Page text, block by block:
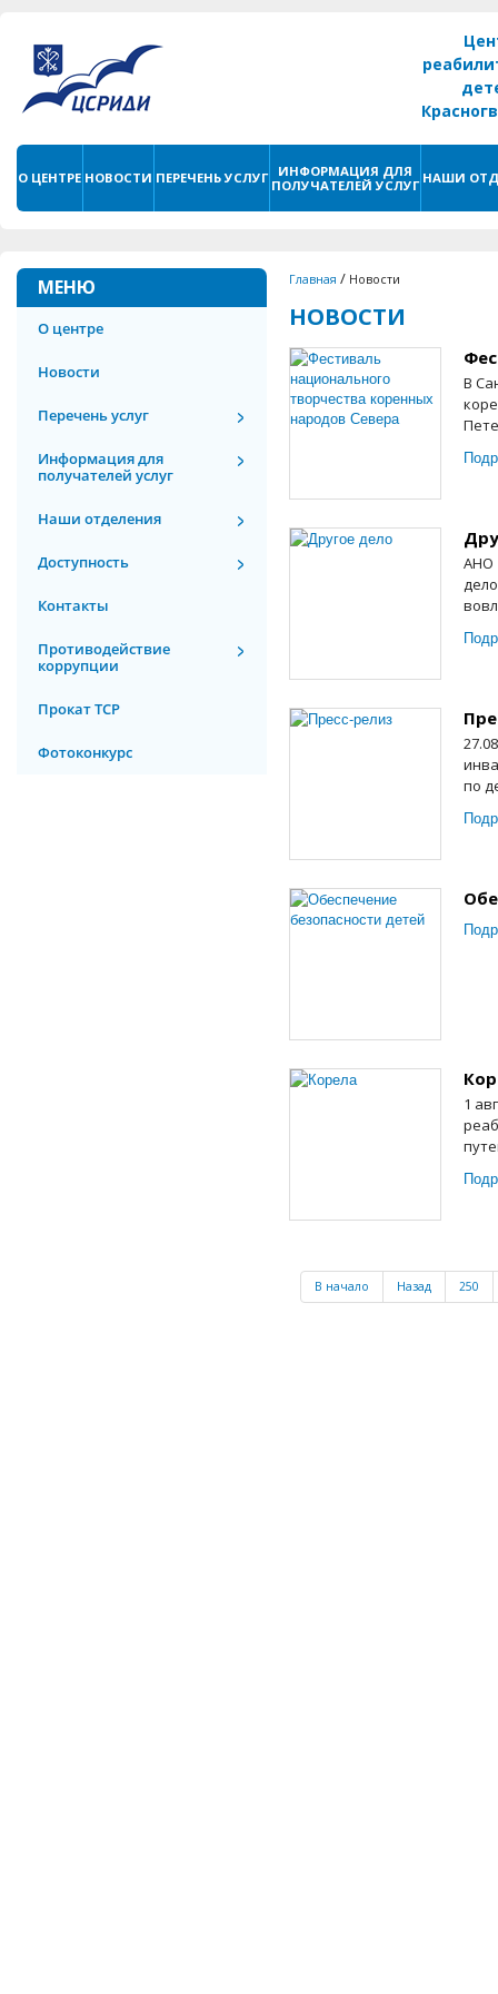
О ЦЕНТРЕ НОВОСТИ ПЕРЕЧЕНЬ УСЛУГ
ИНФОРМАЦИЯ ДЛЯ
ПОЛУЧАТЕЛЕЙ УСЛУГ НАШИ
МЕНЮ
О центре
Новости
Перечень услуг
Информация для
получателей услуг
Наши отделения
Доступность
Контакты
Противодействие
коррупции
Прокат ТСР
Фотоконкурс
Главная / Новости
НОВОСТИ
В
АНО
по
1
В начало Назад 250